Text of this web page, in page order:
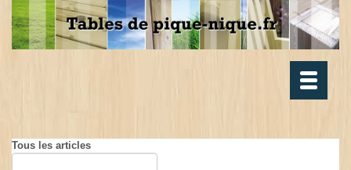
Toggle
Tous les articles